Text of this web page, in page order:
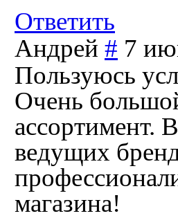
Ответить
Андрей # 7
Пользуюсь
Очень
ассортимент.
ведущих
магазина!